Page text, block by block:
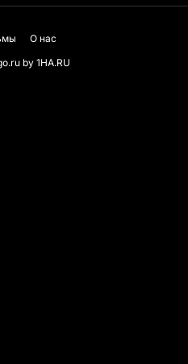
О нас
by 1HA.RU